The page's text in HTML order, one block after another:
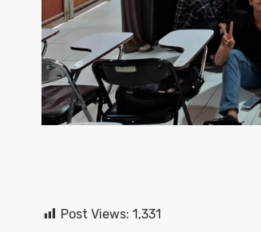
Post Views: 1,331